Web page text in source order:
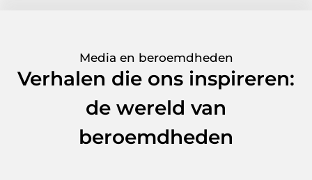
Media en beroemdheden
Verhalen die ons inspireren:
de wereld van
beroemdheden